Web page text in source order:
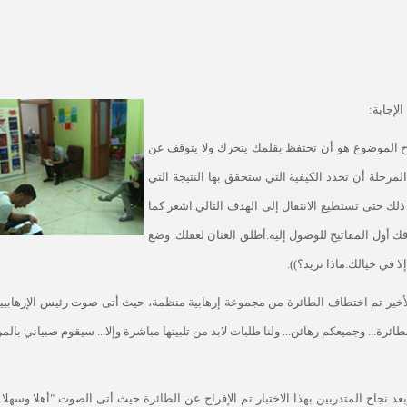
الموضوع هو أن تحتفظ بقلمك يتحرك ولا يتوقف عن
أن تحدد الكيفية التي ستحقق بها النتيجة التي
حتى تستطيع الانتقال إلى الهدف التالي.اشعر كما
أول المفاتيح للوصول إليه.أطلق العنان لعقلك. وضع
في خيالك.ماذا تريد؟)).
تم اختطاف الطائرة من مجموعة إرهابية منظمة، حيث أتى صوت رئيس
وجميعكم رهائن... ولنا طلبات لابد من تلبيتها مباشرة وإلا... سيقوم صبياني
نجاح المتدربين بهذا الاختبار تم الإفراج عن الطائرة حيث أتى الصوت "أهلا